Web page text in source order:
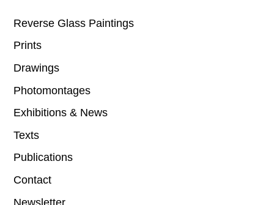
Reverse Glass Paintings
Prints
Drawings
Photomontages
Exhibitions & News
Texts
Publications
Contact
Newsletter